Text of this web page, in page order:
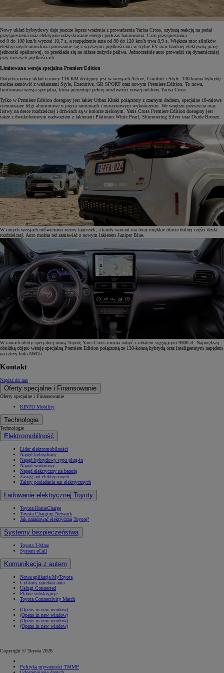
Nowy układ hybrydowy daje jeszcze lepsze wrażenia z prowadzenia Yarisa Cross, szybszą reakcję na pedał
przyspieszenia oraz efektywne odzyskiwanie energii podczas hamowania. Czas przyspieszania
od 0 do 100 km/h wynosi 10,7 s, a rozpędzenie auta od 80 do 120 km/h trwa 8,9 s. Większa moc silników
elektrycznych umożliwia poruszanie się z wyższymi prędkościami w trybie EV oraz bardziej efektywną pracę
jednostki spalinowej, co przekłada się na niższe zużycie paliwa. Jednocześnie auto prowadzi się dynamiczniej
przy niższych prędkościach.
Limitowana wersja specjalna Premiere Edition
Dotychczasowy układ o mocy 116 KM dostępny jest w wersjach Active, Comfort i Style. 130-konna hybrydę
można zamówić z wariantami Style, Executive, GR SPORT oraz nowym Premiere Edition. To nowa,
limitowana wersja specjalna, która prezentuje pełnię możliwości nowej odsłony Yarisa Cross.
Tylko w Premiere Edition dostępny jest lakier Urban Khaki połączony z czarnym dachem, specjalne 18-calowe
ciemnoszare felgi aluminiowe o pięciu ramionach i maszynowym wykończeniu. We wnętrzu przeszycia oraz
listwy na desce rozdzielczej i drzwiach są w kolorze zielonym. Yaris Cross Premiere Edition dostępny jest
także z dwukolorowym nadwoziem z lakierami Platinum White Pearl, Shimmering Silver oraz Oxide Bronze.
W innych wersjach odświeżono wzory tapicerek, a każdy wariant ma teraz miękkie obicie dolnej części deski
rozdzielczej. Auto można też zamawiać z nowym lakierem Juniper Blue.
W ramach oferty specjalnej nową Toyotę Yaris Cross można nabyć z rabatem sięgającym 9300 zł. Największą
obniżką objęto wersję specjalną Premiere Edition połączoną ze 130-konną hybrydą oraz inteligentnym napędem
na cztery koła AWD-i.
Kontakt
Napisz do nas
Oferty specjalne i Finansowanie
Oferty specjalne i Finansowanie
KINTO Mobility
Technologie
Technologie
Elektromobilność
Lider elektromobilności
Napęd hybrydowy
Napęd hybrydowy typu plug-in
Napęd wodorowy
Napęd elektryczny na baterię
Zasięg aut elektrycznych
Zalety posiadania aut elektrycznych
Ładowanie elektrycznej Toyoty
Toyota HomeCharge
Toyota Charging Network
Jak naładować elektryczną Toyotę?
Systemy bezpieczeństwa
Toyota T-Mate
System eCall
Komunikacja z autem
Nowa aplikacja MyToyota
Cyfrowy opiekun auta
Usługi Connected
Płatne subskrypcje
Toyota Connectivity Match
(Opens in new window)
(Opens in new window)
(Opens in new window)
(Opens in new window)
Copyright © Toyota 2026
Polityka prywatności TMMP